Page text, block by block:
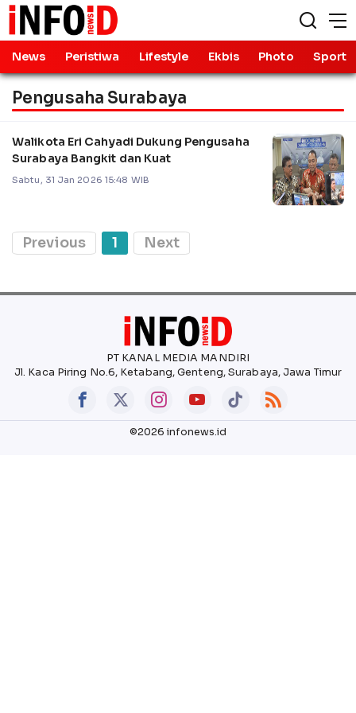
News Peristiwa Lifestyle Ekbis Photo Sport
Pengusaha Surabaya
Walikota Eri Cahyadi Dukung Pengusaha
Surabaya Bangkit dan Kuat
Sabtu, 31 Jan 2026 15:48 WIB
Previous 1 Next
PT KANAL MEDIA MANDIRI
Jl. Kaca Piring No.6, Ketabang, Genteng, Surabaya, Jawa Timur
©2026 infonews.id